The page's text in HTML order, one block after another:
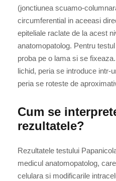
(jonctiunea scuamo-
circumferential in aceeasi
epiteliale raclate de la acest
anatomopatolog. Pentru
proba pe o lama si se
lichid, peria se introduce intr-
peria se roteste de
Cum se
rezultatele?
Rezultatele testului
medicul anatomopatolog,
celulara si modificarile